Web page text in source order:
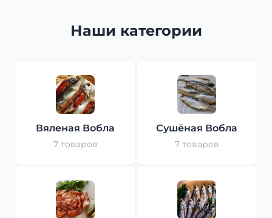
Наши категории
Вяленая Вобла
7 товаров
Сушёная Вобла
7 товаров